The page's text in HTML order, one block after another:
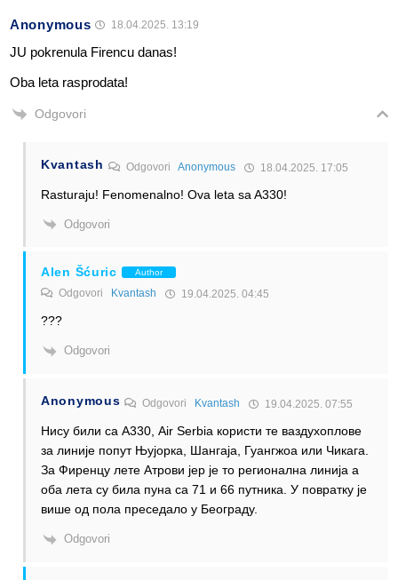
Anonymous 18.04.2025. 13:19
JU pokrenula Firencu danas!
Oba leta rasprodata!
Odgovori
Kvantash Odgovori Anonymous 18.04.2025. 17:05
Rasturaju! Fenomenalno! Ova leta sa A330!
Odgovori
Alen Šćuric Author
Odgovori Kvantash 19.04.2025. 04:45
???
Odgovori
Anonymous Odgovori Kvantash 19.04.2025. 07:55
Нису били са А330, Air Serbia користи те ваздухоплове
за линије попут Њујорка, Шангаја, Гуангжоа или Чикага.
За Фиренцу лете Атрови јер је то регионална линија а
оба лета су била пуна са 71 и 66 путника. У повратку је
више од пола преседало у Београду.
Odgovori